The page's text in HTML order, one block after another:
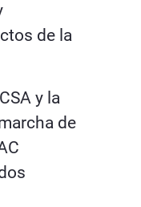
de la
y la
de